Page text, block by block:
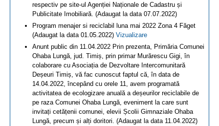
respectiv pe site-ul Agenției Naționale de Cadastru și
Publicitate Imobiliară. (Adaugat la data 07.07.2022)
Program menajer si reciclabil luna mai 2022 Zona 4 Făget
(Adaugat la data 01.05.2022) Vizualizare
Anunt public din 11.04.2022 Prin prezenta, Primăria Comunei
Ohaba Lungă, jud. Timiș, prin primar Murărescu Gigi, în
colaborare cu Asociația de Dezvoltare Intercomunitară
Deșeuri Timiș, vă fac cunoscut faptul că, în data de
14.04.2022, începând cu orele 11, avem programată
activitatea de ecologizare anuală a deșeurilor reciclabile de
pe raza Comunei Ohaba Lungă, eveniment la care sunt
invitați cetățenii comunei, elevii Școlii Gimnaziale Ohaba
Lungă, precum și alți doritori. (Adaugat la data 11.04.2022)